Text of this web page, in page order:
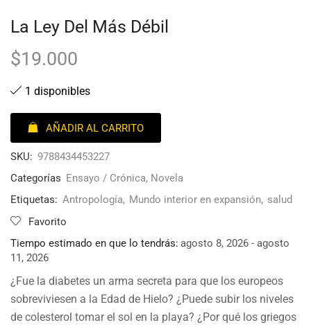
La Ley Del Más Débil
$19.000
1 disponibles
AÑADIR AL CARRITO
SKU: 9788434453227
Categorías Ensayo / Crónica, Novela
Etiquetas: Antropología, Mundo interior en expansión, salud
Favorito
Tiempo estimado en que lo tendrás: agosto 8, 2026 - agosto
11, 2026
¿Fue la diabetes un arma secreta para que los europeos
sobreviviesen a la Edad de Hielo? ¿Puede subir los niveles
de colesterol tomar el sol en la playa? ¿Por qué los griegos